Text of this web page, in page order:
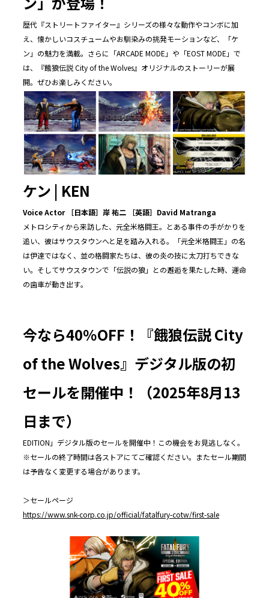
歴代『ストリートファイター』シリーズの様々な動作やコンボに加
え、懐かしいコスチュームやお馴染みの挑発モーションなど、「ケ
ン」の魅力を満載。さらに「ARCADE MODE」や「EOST MODE」で
は、『餓狼伝説 City of the Wolves』オリジナルのストーリーが展
開。ぜひお楽しみください。
ケン | KEN
Voice Actor ［日本語］岸 祐二 ［英語］David Matranga
メトロシティから来訪した、元全米格闘王。とある事件の手がかりを
追い、彼はサウスタウンへと足を踏み入れる。「元全米格闘王」の名
は伊達ではなく、並の格闘家たちは、彼の炎の技に太刀打ちできな
い。そしてサウスタウンで「伝説の狼」との邂逅を果たした時、運命
の歯車が動き出す――。
今なら40％OFF！『餓狼伝説 City
of the Wolves』デジタル版の初
セールを開催中！（2025年8月13
日まで）
EDITION」デジタル版のセールを開催中！この機会をお見逃しなく。
※セールの終了時間は各ストアにてご確認ください。またセール期間
は予告なく変更する場合があります。
＞セールページ
https://www.snk-corp.co.jp/official/fatalfury-cotw/first-sale